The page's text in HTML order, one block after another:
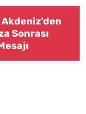
Akdeniz'den
Sonrası